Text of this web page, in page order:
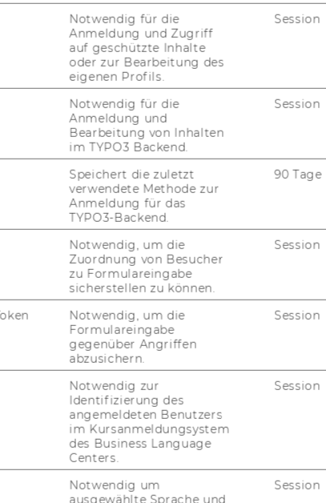
NewsletterBluesky
WEBSEITE
MEDIA
EQUIS
Notwendig für die
Anmeldung und Zugriff
auf geschützte Inhalte
oder zur Bearbeitung des
eigenen Profils.
Session
Notwendig für die
Anmeldung und
Bearbeitung von Inhalten
im TYPO3 Backend.
Session
Speichert die zuletzt
verwendete Methode zur
Anmeldung für das
TYPO3-Backend.
90 Tage
Notwendig, um die
Zuordnung von Besucher
zu Formulareingabe
sicherstellen zu können.
Session
Notwendig, um die
Formulareingabe
gegenüber Angriffen
abzusichern.
Session
Notwendig zur
Identifizierung des
angemeldeten Benutzers
im Kursanmeldungsystem
des Business Language
Centers.
Session
Notwendig um
ausgewählte Sprache und
Session